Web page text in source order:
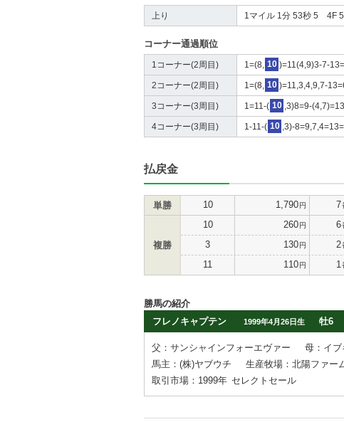
上り 1マイル 1分 53秒 5 4F
コーナー通過順位
1コーナー(2周目) 1=(8, 10 )=11(4,9)3-7-
2コーナー(2周目) 1=(8, 10 )=11,3,4,9,7-
3コーナー(3周目) 1=11-( 10 ,3)8=9-
4コーナー(3周目) 1-11-( 10 ,3)-
払戻金
単勝 10 1,790円 7
複勝
10 260円 6
3 130円 2
11 110円 1
勝馬の紹介
フレノキャプテン
1999年4月26日生 牡6
父：サンシャインフォーエヴァー
母：イブ
馬主：(株)ヤブウチ
生産牧場：北陽ファー
取引市場：1999年 セレクトセール